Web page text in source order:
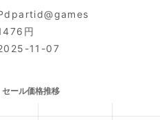
円
11-07